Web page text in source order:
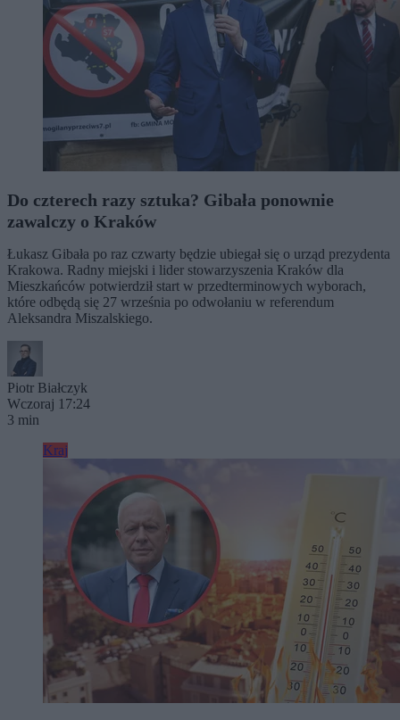
Do czterech razy sztuka? Gibała ponownie
zawalczy o Kraków
Łukasz Gibała po raz czwarty będzie ubiegał się o urząd prezydenta
Krakowa. Radny miejski i lider stowarzyszenia Kraków dla
Mieszkańców potwierdził start w przedterminowych wyborach,
które odbędą się 27 września po odwołaniu w referendum
Aleksandra Miszalskiego.
Piotr Białczyk
Wczoraj 17:24
3 min
Kraj